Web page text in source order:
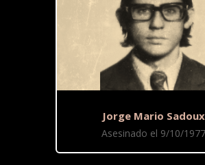
Jorge Mario Sadoux
Asesinado el 9/10/1977